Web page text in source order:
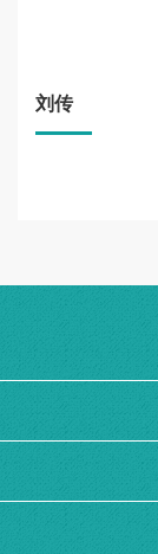
刘传